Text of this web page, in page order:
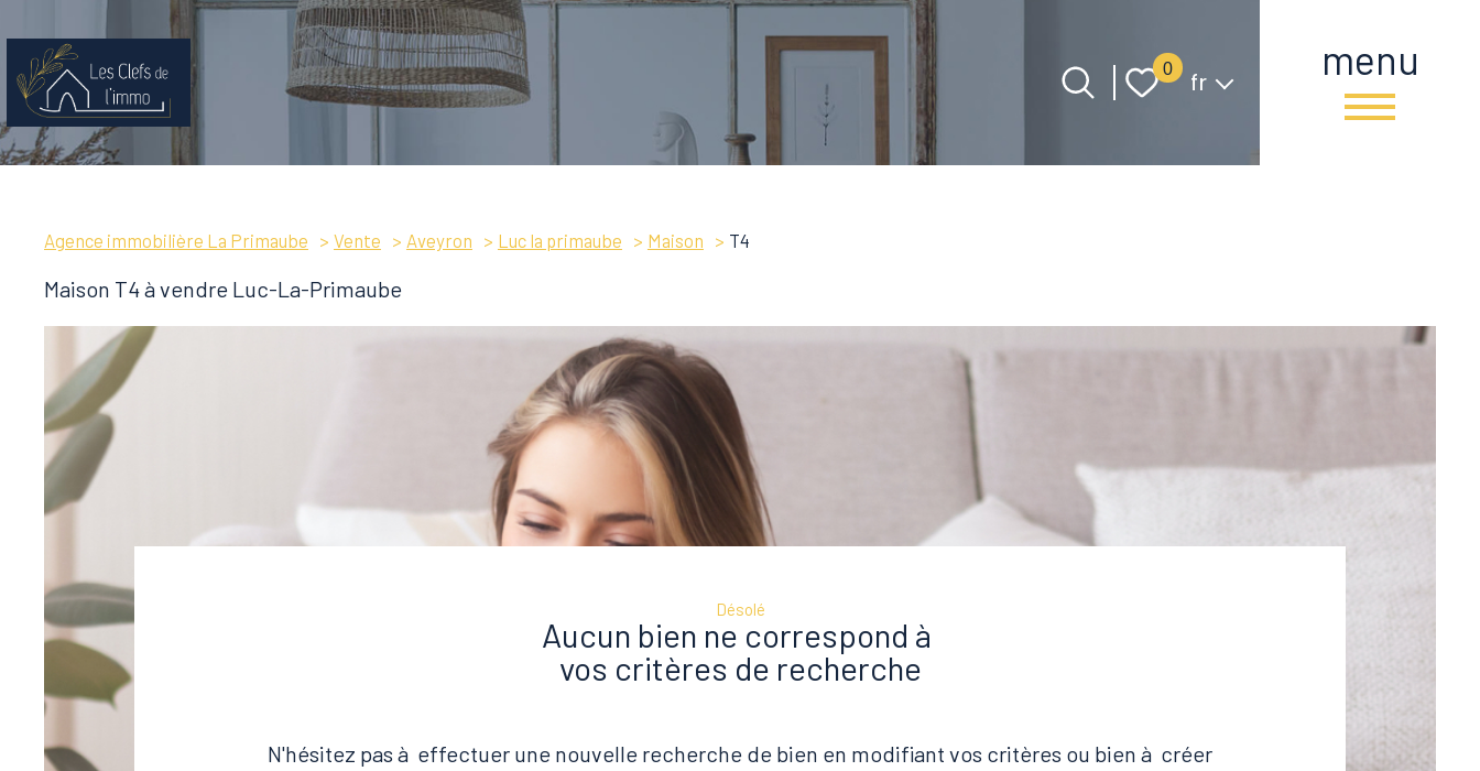
menu
0 Langue
fr
Agence immobilière La Primaube Vente Aveyron Luc la primaube Maison T4
Maison T4 à vendre Luc-La-Primaube
Désolé
Aucun bien ne correspond à
vos critères de recherche
N'hésitez pas à effectuer une nouvelle recherche de bien en modifiant vos critères ou bien à créer